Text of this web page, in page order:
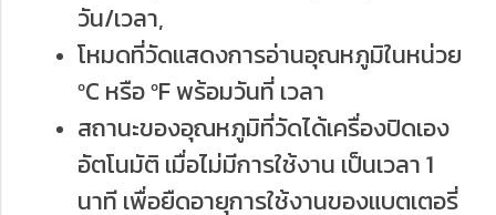
วัน/เวลา,
โหมดที่วัดแสดงการอ่านอุณหภูมิในหน่วย
ºC หรือ ºF พร้อมวันที่ เวลา
สถานะของอุณหภูมิที่วัดได้เครื่องปิดเอง
อัตโนมัติ เมื่อไม่มีการใช้งาน เป็นเวลา 1
นาที เพื่อยืดอายุการใช้งานของแบตเตอรี่